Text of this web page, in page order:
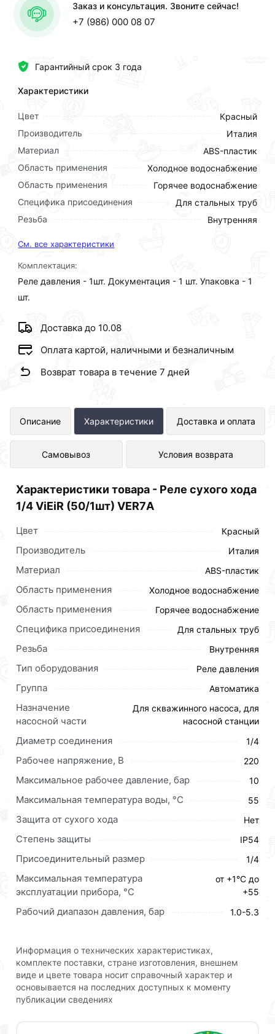
Гарантийный срок 3 года
Характеристики
Цвет
Красный
Производитель
Италия
Материал
ABS-пластик
Область применения
Холодное водоснабжение
Область применения
Горячее водоснабжение
Специфика присоединения
Для стальных труб
Резьба
Внутренняя
См. все характеристики
Комплектация:
Реле давления - 1шт. Документация - 1 шт. Упаковка - 1
шт.
Доставка до 10.08
Оплата картой, наличными и безналичным
Возврат товара в течение 7 дней
Заказ и консультация. Звоните сейчас!
+7 (986) 000 08 07
Описание Характеристики Доставка и оплата
Самовывоз Условия возврата
Реле сухого хода 1/4 ViEiR (50/1шт)
VER7А представлен в интернет-
магазине Сантехника по отличной
Датчик сухого хода предназначен для
автоматического выключения поверхностных,
водоснабжения при отсутствии воды в системах
водозабора. Выключение насосов и станций
обеспечивает их защиту от поломок в результате
работы без воды (режим сухого хода). И служат для
управления любыми электрическими насосами,
работающими от однофазной сети 220 В, мощностью
до 1,5 кВт.
Для приобретения данной позиции, кликните
заказ позвонив по контактам указанным на сайте.
Условия доставки и цены на товар Реле сухого хода
1/4 ViEiR (50/1шт) VER7А действительны в Москве и
области.
Наши профессиональные менеджеры обработают
Характеристики товара - Реле сухого хода
1/4 ViEiR (50/1шт) VER7А
Цвет Красный
Производитель Италия
Материал ABS-пластик
Область применения Холодное водоснабжение
Область применения Горячее водоснабжение
Специфика присоединения Для стальных труб
Резьба Внутренняя
Тип оборудования Реле давления
Группа Автоматика
Назначение
насосной части
Для скважинного насоса, для
насосной станции
Диаметр соединения 1/4
Рабочее напряжение, В 220
Максимальное рабочее давление, бар 10
Максимальная температура воды, °C 55
Защита от сухого хода Нет
Степень защиты IP54
Присоединительный размер 1/4
Максимальная температура
эксплуатации прибора, °С
от +1°С до
+55
Рабочий диапазон давления, бар 1.0-5.3
Информация о технических характеристиках,
комплекте поставки, стране изготовления, внешнем
виде и цвете товара носит справочный характер и
основывается на последних доступных к моменту
публикации сведениях